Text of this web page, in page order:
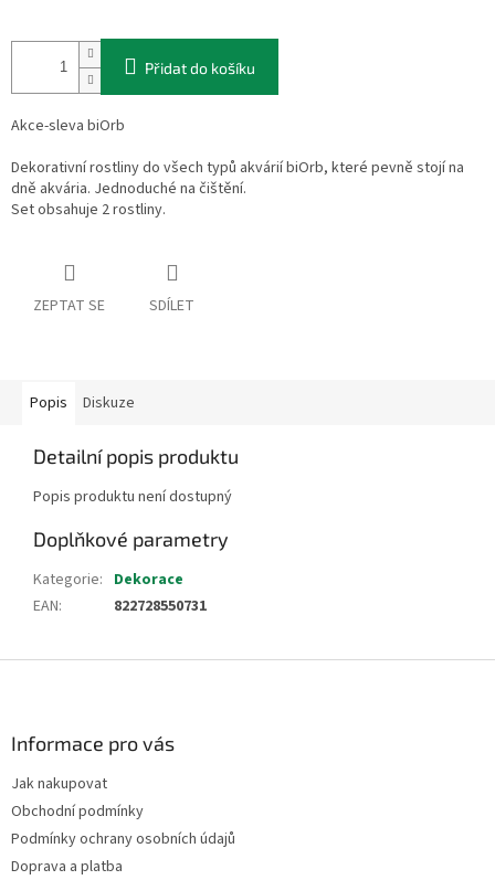
Přidat do košíku
Akce-sleva biOrb
Dekorativní rostliny do všech typů akvárií biOrb, které pevně stojí na
dně akvária. Jednoduché na čištění.
Set obsahuje 2 rostliny.
ZEPTAT SE SDÍLET
Popis Diskuze
Detailní popis produktu
Popis produktu není dostupný
Doplňkové parametry
Kategorie: Dekorace
EAN: 822728550731
Informace pro vás
Jak nakupovat
Obchodní podmínky
Podmínky ochrany osobních údajů
Doprava a platba